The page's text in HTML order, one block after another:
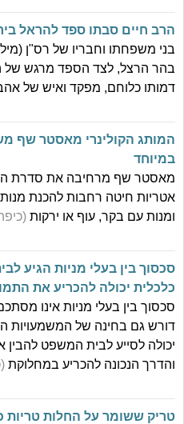
הרב חיים סבתו ספד להראל
בני משפחתו וחבריו של רס"ן
בהר הרצל, לצד הספד מרגש של
דמותו כלוחם, מפקד ואיש של
המותג הקולינרי מאסטר שף
במיוחד
מאסטר שף מרחיבה את סדרת
אטריות חיטה רחבות להכנת
ומנות עם בקר, עוף או ירקות
סכסוך בין בעלי מניות הגיע
כלכלית יכולה להכריע את
סכסוך בין בעלי מניות אינו
דורש גם בחינה של המשמעויות
יכולה לסייע לבית המשפט
והדרך הנכונה להכריע במחלוקת
טריק ששומר על החלות טריות